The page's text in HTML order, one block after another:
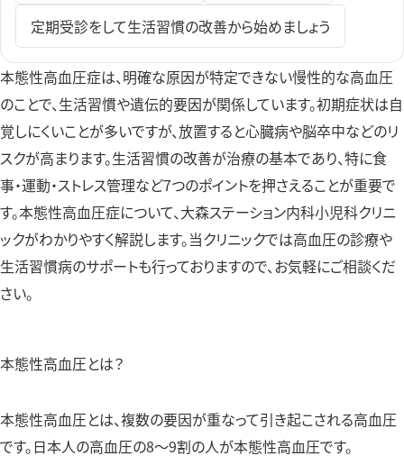
定期受診をして生活習慣の改善から始めましょう
本態性高血圧症は、明確な原因が特定できない慢性的な高血圧
のことで、生活習慣や遺伝的要因が関係しています。初期症状は自
覚しにくいことが多いですが、放置すると心臓病や脳卒中などのリ
スクが高まります。生活習慣の改善が治療の基本であり、特に食
事・運動・ストレス管理など7つのポイントを押さえることが重要で
す。本態性高血圧症について、大森ステーション内科小児科クリニ
ックがわかりやすく解説します。当クリニックでは高血圧の診療や
生活習慣病のサポートも行っておりますので、お気軽にご相談くだ
さい。
本態性高血圧とは？
本態性高血圧とは、複数の要因が重なって引き起こされる高血圧
です。日本人の高血圧の8〜9割の人が本態性高血圧です。